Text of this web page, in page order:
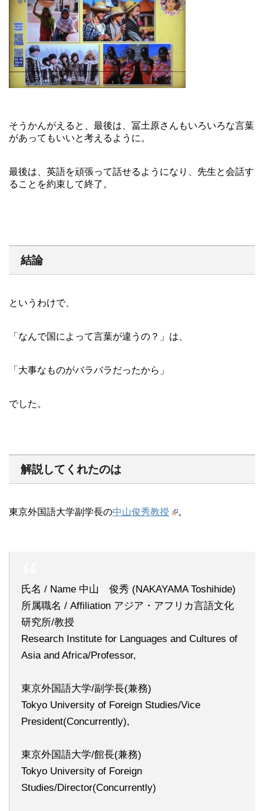
そうかんがえると、最後は、冨土原さんもいろいろな言葉
があってもいいと考えるように。
最後は、英語を頑張って話せるようになり、先生と会話す
ることを約束して終了。
結論
というわけで、
「なんで国によって言葉が違うの？」は、
「大事なものがバラバラだったから」
でした。
解説してくれたのは
東京外国語大学副学長の中山俊秀教授 。
氏名 / Name 中山 俊秀 (NAKAYAMA Toshihide)
所属職名 / Affiliation アジア・アフリカ言語文化
研究所/教授
Research Institute for Languages and Cultures of
Asia and Africa/Professor,
東京外国語大学/副学長(兼務)
Tokyo University of Foreign Studies/Vice
President(Concurrently),
東京外国語大学/館長(兼務)
Tokyo University of Foreign
Studies/Director(Concurrently)